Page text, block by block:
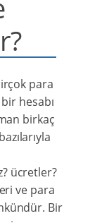
para
hesabı
birkaç
ücretler?
ve para
Bir